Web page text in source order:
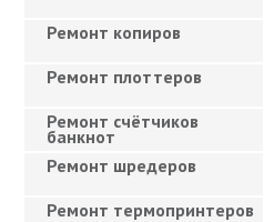
Ремонт копиров
Ремонт плоттеров
Ремонт счётчиков
банкнот
Ремонт шредеров
Ремонт термопринтеров